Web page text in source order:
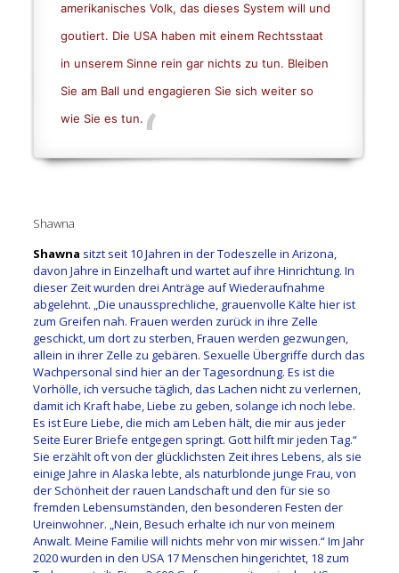
amerikanisches Volk, das dieses System will und
goutiert. Die USA haben mit einem Rechtsstaat
in unserem Sinne rein gar nichts zu tun. Bleiben
Sie am Ball und engagieren Sie sich weiter so
wie Sie es tun.
Shawna
Shawna sitzt seit 10 Jahren in der Todeszelle in Arizona,
davon Jahre in Einzelhaft und wartet auf ihre Hinrichtung. In
dieser Zeit wurden drei Anträge auf Wiederaufnahme
abgelehnt. „Die unaussprechliche, grauenvolle Kälte hier ist
zum Greifen nah. Frauen werden zurück in ihre Zelle
geschickt, um dort zu sterben, Frauen werden gezwungen,
allein in ihrer Zelle zu gebären. Sexuelle Übergriffe durch das
Wachpersonal sind hier an der Tagesordnung. Es ist die
Vorhölle, ich versuche täglich, das Lachen nicht zu verlernen,
damit ich Kraft habe, Liebe zu geben, solange ich noch lebe.
Es ist Eure Liebe, die mich am Leben hält, die mir aus jeder
Seite Eurer Briefe entgegen springt. Gott hilft mir jeden Tag.“
Sie erzählt oft von der glücklichsten Zeit ihres Lebens, als sie
einige Jahre in Alaska lebte, als naturblonde junge Frau, von
der Schönheit der rauen Landschaft und den für sie so
fremden Lebensumständen, den besonderen Festen der
Ureinwohner. „Nein, Besuch erhalte ich nur von meinem
Anwalt. Meine Familie will nichts mehr von mir wissen.“ Im Jahr
2020 wurden in den USA 17 Menschen hingerichtet, 18 zum